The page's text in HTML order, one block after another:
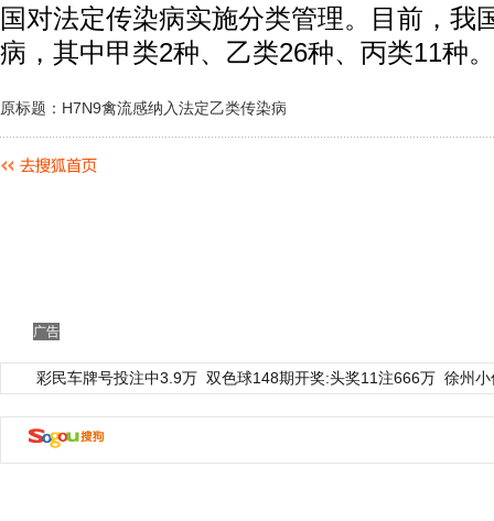
国对法定传染病实施分类管理。目前，我
病，其中甲类2种、乙类26种、丙类11种。
原标题：H7N9禽流感纳入法定乙类传染病
广告
彩民车牌号投注中3.9万 双色球148期开奖:头奖11注666万 徐州